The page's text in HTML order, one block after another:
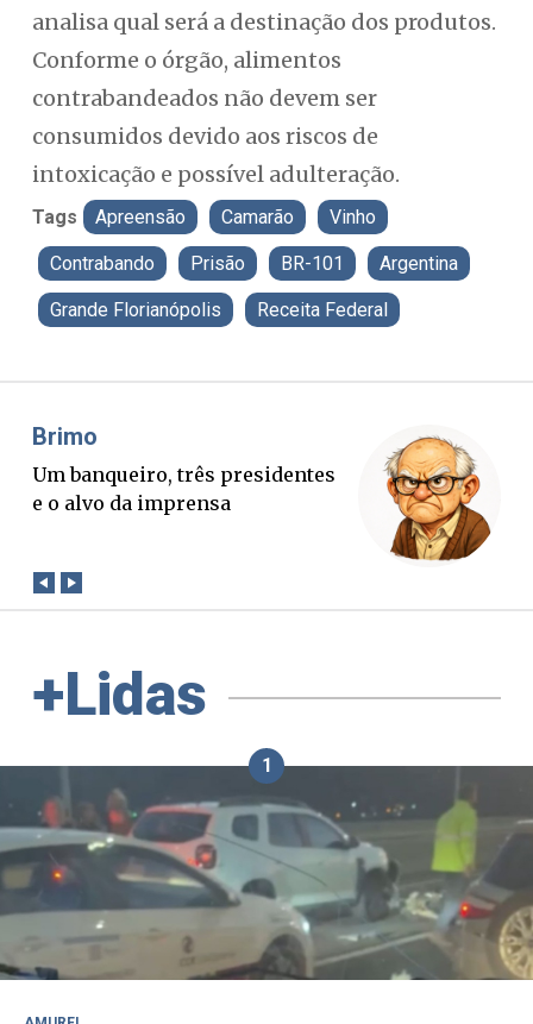
analisa qual será a destinação dos produtos.
Conforme o órgão, alimentos
contrabandeados não devem ser
consumidos devido aos riscos de
intoxicação e possível adulteração.
Tags Apreensão Camarão Vinho
Contrabando Prisão BR-101 Argentina
Grande Florianópolis Receita Federal
Misael Elias
O Boato corre mais rápido que a
verdade. Mas quem paga a
+Lidas
1